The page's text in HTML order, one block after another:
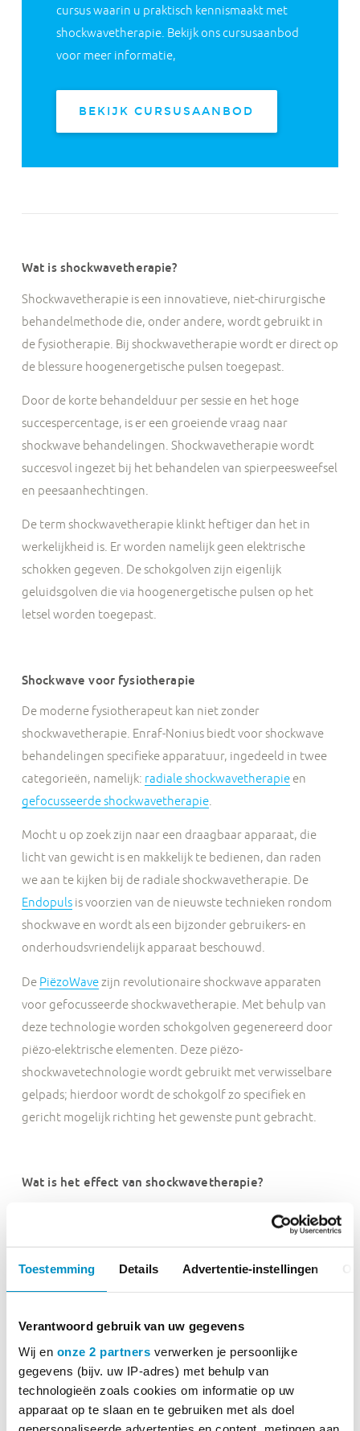
Toestemming Details Advertentie-instellingen
Verantwoord gebruik van uw gegevens
Wij en onze 2 partners verwerken je persoonlijke
gegevens (bijv. uw IP-adres) met behulp van
technologieën zoals cookies om informatie op uw
apparaat op te slaan en te gebruiken met als doel
cursus waarin u praktisch kennismaakt met
shockwavetherapie. Bekijk ons cursusaanbod
voor meer informatie,
BEKIJK CURSUSAANBOD
Wat is shockwavetherapie?
Shockwavetherapie is een innovatieve, niet-chirurgische
behandelmethode die, onder andere, wordt gebruikt in
de fysiotherapie. Bij shockwavetherapie wordt er direct op
de blessure hoogenergetische pulsen toegepast.
Door de korte behandelduur per sessie en het hoge
succespercentage, is er een groeiende vraag naar
shockwave behandelingen. Shockwavetherapie wordt
succesvol ingezet bij het behandelen van spierpeesweefsel
en peesaanhechtingen.
De term shockwavetherapie klinkt heftiger dan het in
werkelijkheid is. Er worden namelijk geen elektrische
schokken gegeven. De schokgolven zijn eigenlijk
geluidsgolven die via hoogenergetische pulsen op het
letsel worden toegepast.
Shockwave voor fysiotherapie
De moderne fysiotherapeut kan niet zonder
shockwavetherapie. Enraf-Nonius biedt voor shockwave
behandelingen specifieke apparatuur, ingedeeld in twee
categorieën, namelijk: radiale shockwavetherapieen
gefocusseerde shockwavetherapie.
Mocht u op zoek zijn naar een draagbaar apparaat, die
licht van gewicht is en makkelijk te bedienen, dan raden
we aan te kijken bij de radiale shockwavetherapie. De
Endopulsis voorzien van de nieuwste technieken rondom
shockwave en wordt als een bijzonder gebruikers- en
onderhoudsvriendelijk apparaat beschouwd.
De PiëzoWavezijn revolutionaire shockwave apparaten
voor gefocusseerde shockwavetherapie. Met behulp van
deze technologie worden schokgolven gegenereerd door
piëzo-elektrische elementen. Deze piëzo-
shockwavetechnologie wordt gebruikt met verwisselbare
gelpads; hierdoor wordt de schokgolf zo specifiek en
gericht mogelijk richting het gewenste punt gebracht.
Wat is het effect van shockwavetherapie?
Shockwavetherapie helpt om het lichaam van de
behandelde patiënt te stimuleren om de blessure te
dat het helpt om het lichaam harder te laten werken om
Hoe dit werkt? De schokgolven veroorzaken
microscheurtjes in het getroffen lichaamsdeel. Hierdoor
zal het lichaam van de patiënt een signaal krijgen dat dit
onderdeel van het lichaam meer aandacht nodig heeft om
volledig te genezen. Hierdoor wordt de natuurlijke